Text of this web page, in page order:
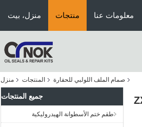
منزل، بيت منتجات معلومات عنا
منزل المنتجات صمام الملف اللولبي للحفارة
جميع المنتجات
طقم ختم الأسطوانة الهيدروليكية